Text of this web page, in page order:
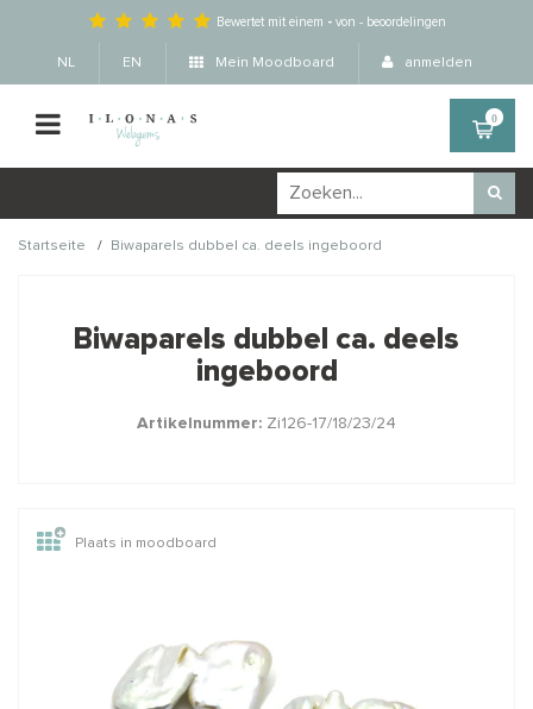
Bewertet mit einem - von - beoordelingen
NL EN Mein Moodboard anmelden
0
Startseite / Biwaparels dubbel ca. deels ingeboord
producten ook interessant
14/20 Gold filled kralen
rond van: 2 t/m 12mm
draad
Biwaparels dubbel ca. deels
ingeboord
Artikelnummer: Zi126-17/18/23/24
Plaats in moodboard